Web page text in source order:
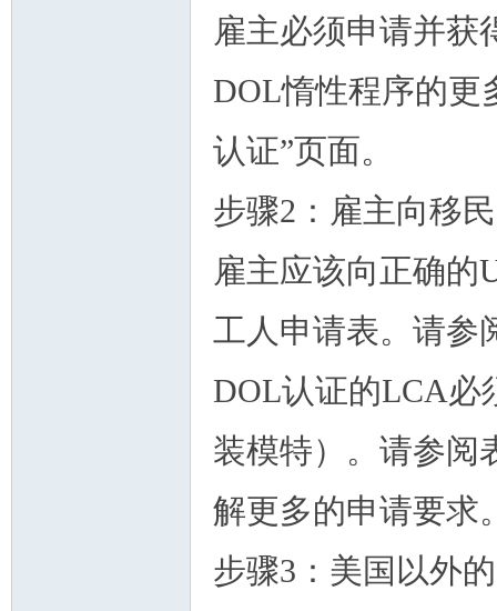
雇主必须申请并获
DOL惰性程序的更
认证”页面。
步骤2：雇主向移
雇主应该向正确的
工人申请表。请参
DOL认证的LCA必
装模特）。请参阅
解更多的申请要求
步骤3：美国以外